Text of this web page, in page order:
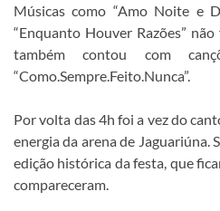
Músicas como “Amo Noite e
“Enquanto Houver Razões”
também contou com
“Como.Sempre.Feito.Nunca”.
Por volta das 4h foi a vez do
energia da arena de Jaguariúna.
edição histórica da festa, que
compareceram.